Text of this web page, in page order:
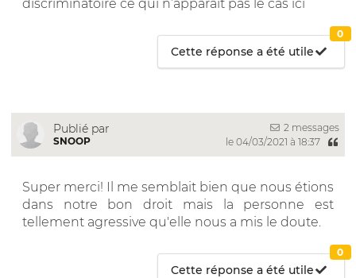
discriminatoire ce qui n’apparaît pas le cas ici
Cette réponse a été utile
0
Publié par
SNOOP
2 messages
le 04/03/2021 à 18:37
Super merci! Il me semblait bien que nous étions
dans notre bon droit mais la personne est
tellement agressive qu'elle nous a mis le doute.
Cette réponse a été utile
0